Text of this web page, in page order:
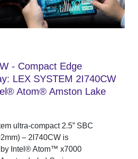
- Compact Edge
LEX SYSTEM 2I740CW
Atom® Amston Lake
ultra-compact 2.5” SBC
– 2I740CW is
Intel® Atom™ x7000